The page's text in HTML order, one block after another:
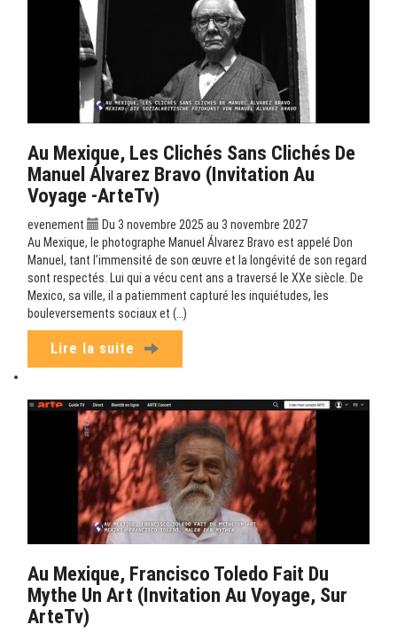
Au Mexique, Les Clichés Sans Clichés De
Manuel Álvarez Bravo (Invitation Au
Voyage -ArteTv)
evenement
Du 3 novembre 2025 au 3 novembre 2027
Au Mexique, le photographe Manuel Álvarez Bravo est appelé Don
Manuel, tant l’immensité de son œuvre et la longévité de son regard
sont respectés. Lui qui a vécu cent ans a traversé le XXe siècle. De
Mexico, sa ville, il a patiemment capturé les inquiétudes, les
bouleversements sociaux et (…)
Lire la suite
Au Mexique, Francisco Toledo Fait Du
Mythe Un Art (Invitation Au Voyage, Sur
ArteTv)